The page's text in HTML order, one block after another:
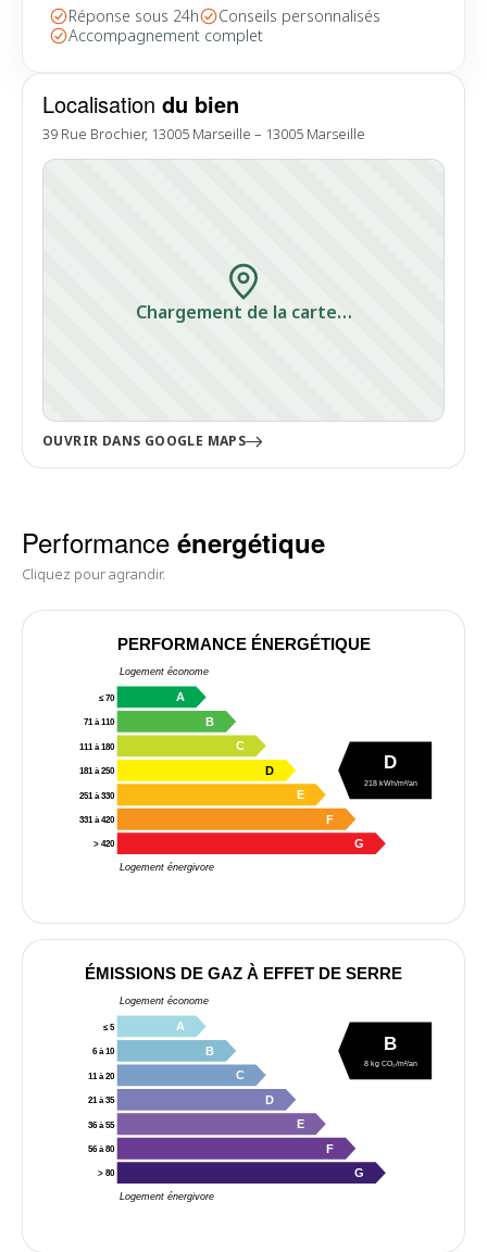
Localisation du bien
39 Rue Brochier, 13005 Marseille – 13005 Marseille
Chargement de la carte…
OUVRIR DANS GOOGLE MAPS
Réponse sous 24h
Conseils personnalisés
Accompagnement complet
Performance énergétique
Cliquez pour agrandir.
PERFORMANCE ÉNERGÉTIQUE
Logement économe
Logement énergivore
≤ 70 A
71 à 110 B
111 à 180 C
181 à 250 D
251 à 330 E
331 à 420 F
> 420 G
D
218 kWh/m²/an
ÉMISSIONS DE GAZ À EFFET DE SERRE
Logement économe
Logement énergivore
≤ 5 A
6 à 10 B
11 à 20 C
21 à 35 D
36 à 55 E
56 à 80 F
> 80 G
B
8 kg CO₂/m²/an